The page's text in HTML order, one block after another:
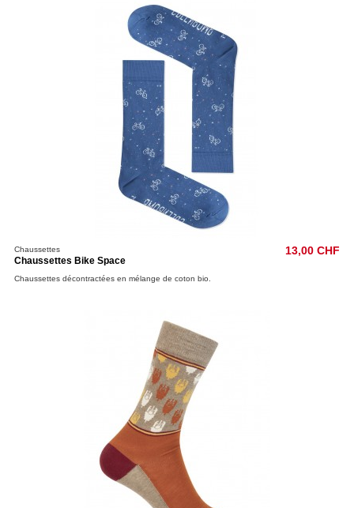
Chaussettes
Chaussettes Bike Space
13,00 CHF
Chaussettes décontractées en mélange de coton bio.